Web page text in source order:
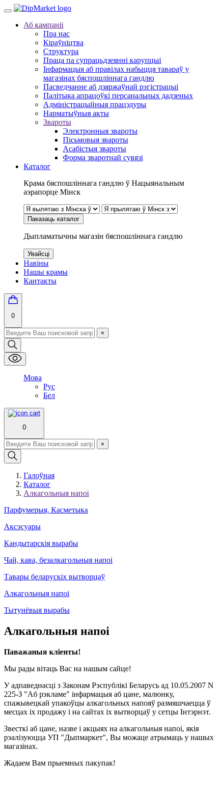
Аб кампаніі
Пра нас
Кіраўніцтва
Структура
Праца па супрацьдзеянні карупцыі
Інфармацыя аб правілах набыцця тавараў у
магазінах бяспошліннага гандлю
Пасведчанне аб дзяржаўнай рэгістрацыі
Палітыка апрацоўкі персанальных дадзеных
Адміністрацыйныя працэдуры
Нарматыўныя акты
Звароты
Электронныя звароты
Пісьмовыя звароты
Асабістыя звароты
Форма зваротнай сувязі
Каталог
Крама бяспошліннага гандлю ў Нацыянальным
аэрапорце Мінск
Паказаць каталог
Дыпламатычны магазін бяспошліннага гандлю
Увайсці
Навіны
Нашы крамы
Кантакты
0
×
Мова
Рус
Бел
0
×
Галоўная
Каталог
Алкагольныя напоі
Парфумерыя, Касметыка
Аксэсуары
Кандытарскія вырабы
Чай, кава, безалкагольныя напоі
Тавары беларускіх вытворцаў
Алкагольныя напоі
Тытунёвыя вырабы
Алкагольныя напоі
Паважаныя кліенты!
Мы рады вітаць Вас на нашым сайце!
У адпаведнасці з Законам Рэспублікі Беларусь ад 10.05.2007 N
225-З "Aб рэкламе" інфармацыя аб цане, малюнку,
спажывецкай упакоўцы алкагольных напояў размяшчаецца ў
месцах іх продажу і на сайтах іх вытворцаў у сетцы Інтэрнэт.
Звесткі аб цане, назве і акцыях на алкагольныя напоі, якія
рэалізуюцца УП "Дыпмаркет", Вы можаце атрымаць у нашых
магазінах.
Жадаем Вам прыемных пакупак!